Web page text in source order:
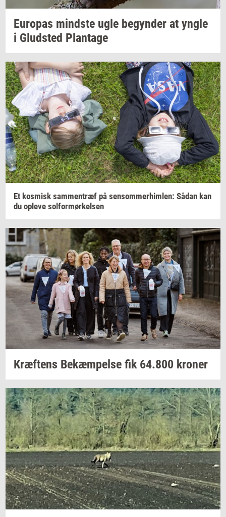
Eu­ro­pas mind­ste ugle be­gyn­der at yngle
i Glud­sted Plan­ta­ge
Et kos­misk sam­men­træf på sen­som­mer­him­len: Sådan kan
du op­le­ve sol­for­mør­kel­sen
Kræf­tens Be­kæm­pel­se fik 64.800 kro­ner